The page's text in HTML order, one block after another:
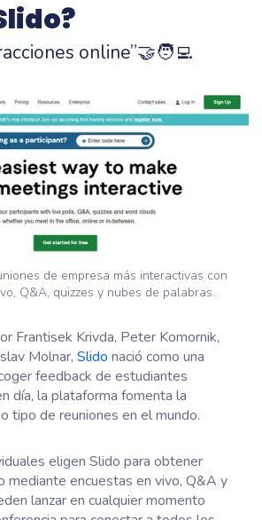
online”🤝🧑‍💻
de empresa más interactivas con
Q&A, quizzes y nubes de palabras.
Frantisek Krivda, Peter Komornik,
Molnar, Slido nació como una
feedback de estudiantes
día, la plataforma fomenta la
tipo de reuniones en el mundo.
eligen Slido para obtener
mediante encuestas en vivo, Q&A y
lanzar en cualquier momento